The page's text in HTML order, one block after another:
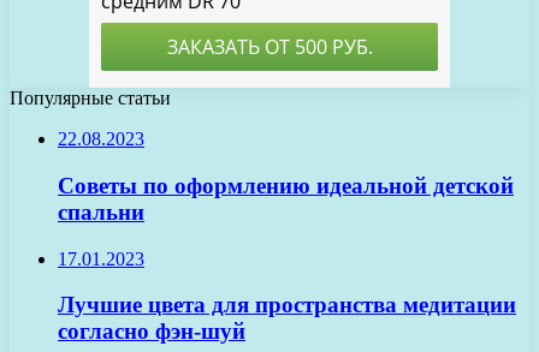
Популярные статьи
22.08.2023
Советы по оформлению идеальной детской
спальни
17.01.2023
Лучшие цвета для пространства медитации
согласно фэн-шуй